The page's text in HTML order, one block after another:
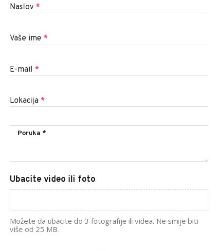
Naslov *
Vaše ime *
E-mail *
Lokacija *
Ubacite video ili foto
Možete da ubacite do 3 fotografije ili videa. Ne smije biti
više od 25 MB.